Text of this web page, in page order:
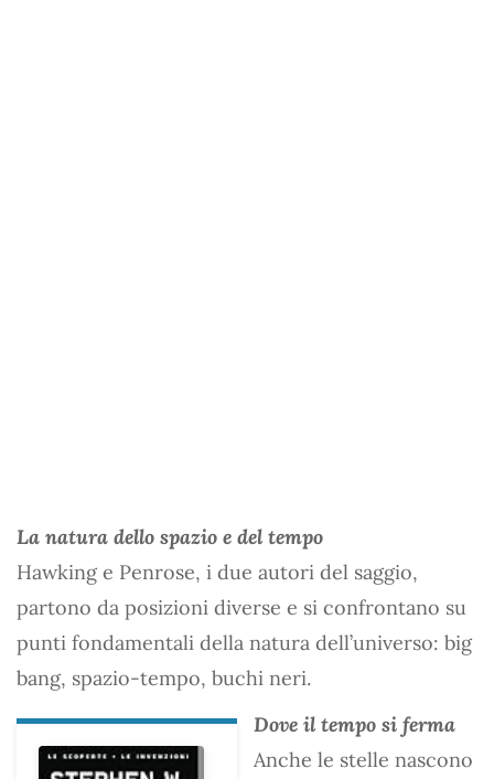
La natura dello spazio e del tempo
Hawking e Penrose, i due autori del saggio,
partono da posizioni diverse e si confrontano su
punti fondamentali della natura dell’universo: big
bang, spazio-tempo, buchi neri.
Dove il tempo si ferma
Anche le stelle nascono